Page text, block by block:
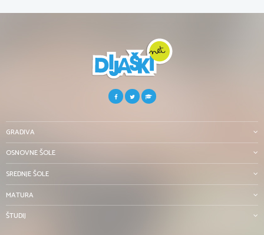
GRADIVA
OSNOVNE ŠOLE
SREDNJE ŠOLE
MATURA
ŠTUDIJ